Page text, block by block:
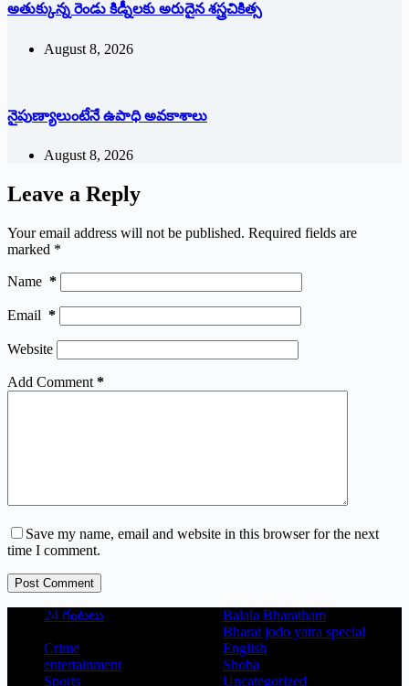
అతుక్కున్న రెండు కిడ్నీలకు అరుదైన శస్త్రచికిత్స
August 8, 2026
నైపుణ్యాలుంటేనే ఉపాధి అవకాశాలు
August 8, 2026
Leave a Reply
Your email address will not be published. Required fields are
marked *
Name *
Email *
Website
Add Comment *
Save my name, email and website in this browser for the next
time I comment.
Post Comment
24 గంటలు
Balala Bharatham
Bharat jodo yatra special
Crime
English
entertainment
Shoba
Sports
Uncategorized